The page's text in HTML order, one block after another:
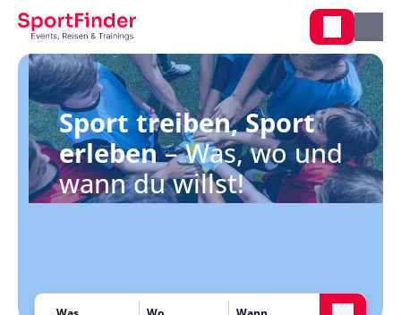
Sport treiben, Sport
erleben– Was, wo und
wann du willst!